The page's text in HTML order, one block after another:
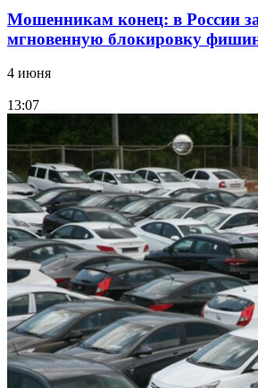
Мошенникам конец: в России
мгновенную блокировку
4 июня
13:07